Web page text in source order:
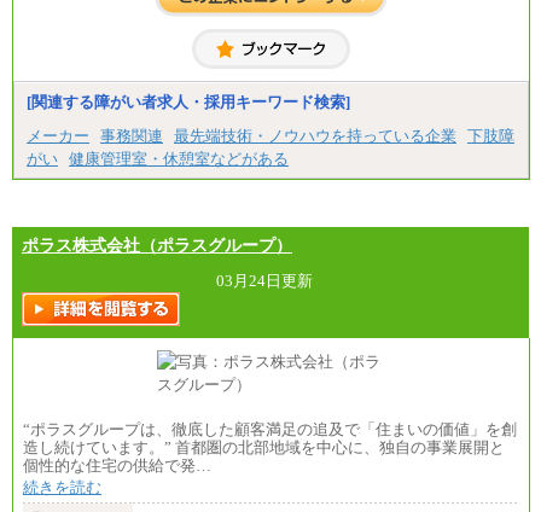
・修士卒：月給261,500円
※2025年度実績
※試用期間3か月中も給与に変更はございません
中途：
全職種共通
最低月給200,000円以上
※試用期間中も給与に変更はございません
[関連する障がい者求人・採用キーワード検索]
メーカー
事務関連 最先端技術・ノウハウを持っている企業
下肢障
がい 健康管理室・休憩室などがある
ポラス株式会社（ポラスグループ）
03月24日更新
“ポラスグループは、徹底した顧客満足の追及で「住まいの価値」を創
造し続けています。” 首都圏の北部地域を中心に、独自の事業展開と
個性的な住宅の供給で発…
続きを読む